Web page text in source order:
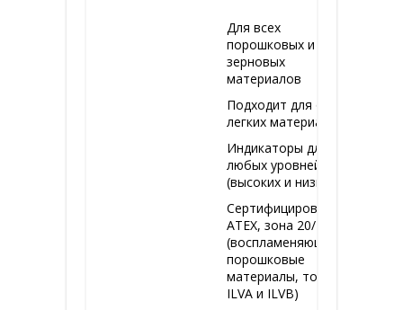
Для всех
порошковых и
зерновых
материалов
Подходит для очень
легких материалов
Индикаторы для
любых уровней
(высоких и низких)
Сертифицировано
АТЕХ, зона 20/ 21
(воспламеняющиеся
порошковые
материалы, только
ILVA и ILVB)